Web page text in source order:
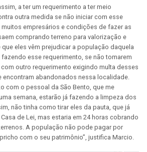
a ter um requerimento a ter meio
outra medida se não iniciar com esse
empresários e condições de fazer as
comprando terreno para valorização e
eles vêm prejudicar a população daquela
esse requerimento, se não tomarem
outro requerimento exigindo multa desses
encontram abandonados nessa localidade.
com o pessoal da São Bento, que me
semana, estarão já fazendo a limpeza dos
não tinha como tirar eles da pauta, que já
de Lei, mas estaria em 24 horas cobrando
A população não pode pagar por
com o seu patrimônio”, justifica Marcio.